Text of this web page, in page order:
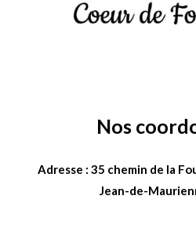
Nos
Adresse : 35 chemin de la
Jean-de-